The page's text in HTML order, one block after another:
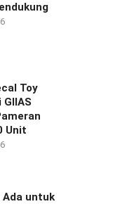
Toy
Unit
Ada untuk